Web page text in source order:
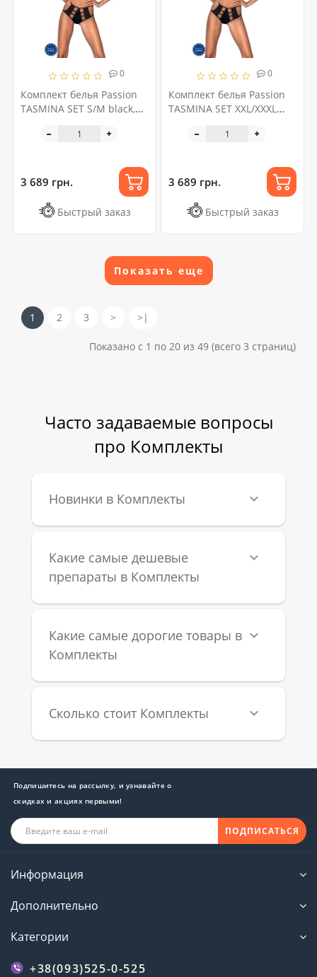
0
Комплект белья Passion
TASMINA SET S/M black,
корсетом сзади
3 689 грн.
Быстрый заказ
0
Комплект белья Passion
TASMINA SET XXL/XXXL
трусики с корсетом сзади
3 689 грн.
Быстрый заказ
Показать еще
1 2 3 > >|
Показано с 1 по 20 из 49 (всего 3 страниц)
Часто задаваемые вопросы
про Комплекты
Новинки в Комплекты
Какие самые дешевые
препараты в Комплекты
Какие самые дорогие товары в
Комплекты
Сколько стоит Комплекты
Подпишитесь на рассылку, и узнавайте о
скидках и акциях первыми!
ПОДПИСАТЬСЯ
Информация
Дополнительно
Категории
+38(093)525-0-525